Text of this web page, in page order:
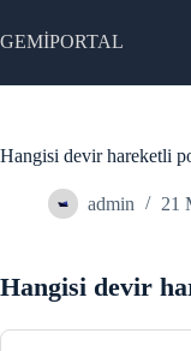
to
content
GEMİPORTAL
Hangisi devir hareketli
admin 21
Hangisi devir